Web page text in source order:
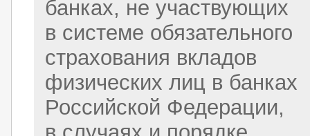
банках, не участвующих
в системе обязательного
страхования вкладов
физических лиц в банках
Российской Федерации,